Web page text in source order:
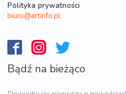
Polityka prywatności
biuro@artinfo.pl
Bądź na bieżąco